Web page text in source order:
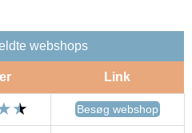
webshops
Link
Besøg webshop